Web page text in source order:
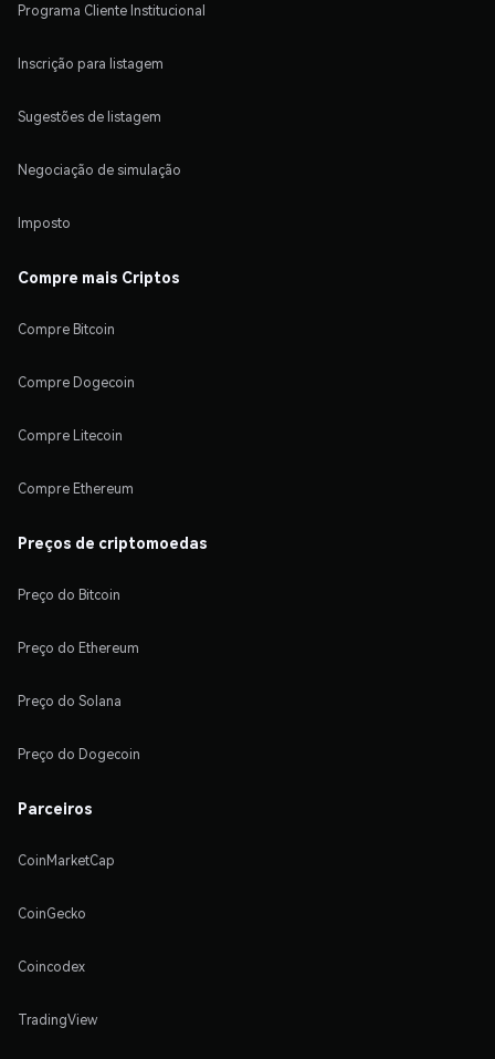
Programa Cliente Institucional
Inscrição para listagem
Sugestões de listagem
Negociação de simulação
Imposto
Compre mais Criptos
Compre Bitcoin
Compre Dogecoin
Compre Litecoin
Compre Ethereum
Preços de criptomoedas
Preço do Bitcoin
Preço do Ethereum
Preço do Solana
Preço do Dogecoin
Parceiros
CoinMarketCap
CoinGecko
Coincodex
TradingView